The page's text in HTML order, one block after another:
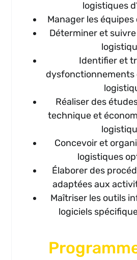
logistiques
Manager les
Déterminer et
Identifier et
dysfonctionnements
Réaliser des
technique et
Concevoir et
logistiques
Élaborer des
adaptées aux
Maîtriser les outils
logiciels